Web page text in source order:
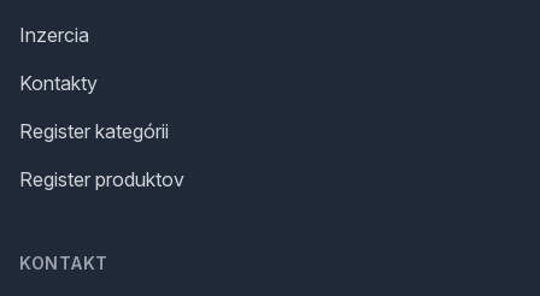
Inzercia
Kontakty
Register kategórii
Register produktov
KONTAKT